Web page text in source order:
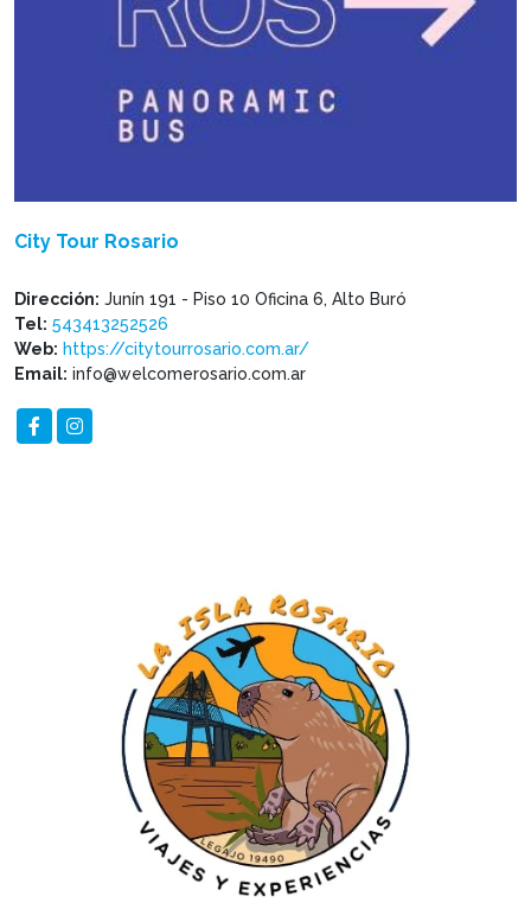
City Tour Rosario
Dirección: Junín 191 - Piso 10 Oficina 6, Alto Buró
Tel: 543413252526
Web: https://citytourrosario.com.ar/
Email: info@welcomerosario.com.ar